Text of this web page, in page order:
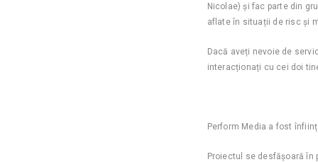
Nicolae) și fac parte din
aflate în situații de risc și
Dacă aveți nevoie de
interacționați cu cei doi
Perform Media a fost
Proiectul se desfășoară în